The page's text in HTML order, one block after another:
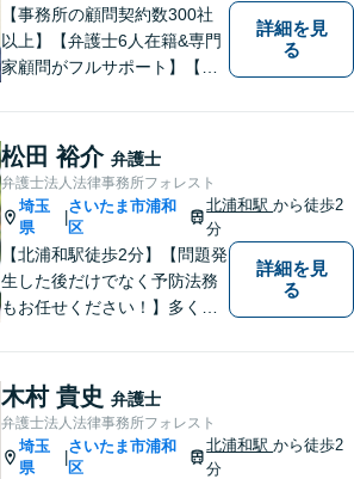
【事務所の顧問契約数300社
以上】【弁護士6人在籍&専門
家顧問がフルサポート】【北
護士が労働雇用、債権回収、
商取引問題などに対応しま
す。中小企業さま、個人事業
主さまからのご相談に注力
【初回面談無料】
詳細を見
る
松田 裕介 弁護士
弁護士法人法律事務所フォレスト
埼玉
県
|
さいたま市浦和
区
北浦和駅から徒歩2
分
【北浦和駅徒歩2分】【問題発
生した後だけでなく予防法務
もお任せください！】多くの
サービスを届けます。「どの
ような案件に対してもご依頼
者様に寄り添って真摯に対応
すること」がモットーです。
【完全個室】
詳細を見
る
木村 貴史 弁護士
弁護士法人法律事務所フォレスト
埼玉
県
|
さいたま市浦和
区
北浦和駅から徒歩2
分